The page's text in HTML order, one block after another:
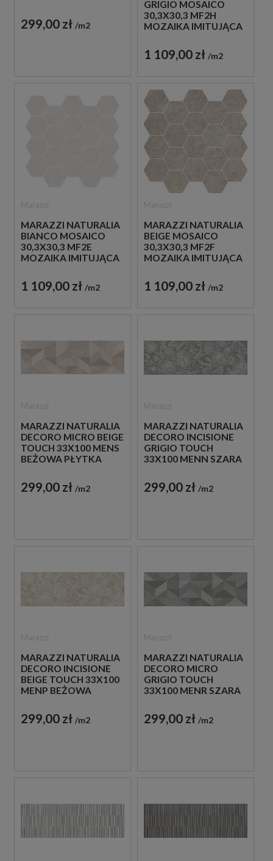
DEKORACYJNA
299,00 zł m2
GRIGIO MOSAICO
30,3X30,3 MF2H
MOZAIKA IMITUJĄCA
KOLORZE
1 109,00 zł m2
MARAZZI NATURALIA
BIANCO MOSAICO
30,3X30,3 MF2E
MOZAIKA IMITUJĄCA
KOLORZE
1 109,00 zł m2
MARAZZI NATURALIA
BEIGE MOSAICO
30,3X30,3 MF2F
MOZAIKA IMITUJĄCA
KOLORZE
1 109,00 zł m2
MARAZZI NATURALIA
DECORO MICRO BEIGE
TOUCH 33X100 MENS
BEŻOWA PŁYTKA
DEKORACYJNA
299,00 zł m2
MARAZZI NATURALIA
DECORO INCISIONE
GRIGIO TOUCH
33X100 MENN SZARA
DEKORACYJNA
299,00 zł m2
MARAZZI NATURALIA
DECORO INCISIONE
BEIGE TOUCH 33X100
MENP BEŻOWA
DEKORACYJNA
299,00 zł m2
MARAZZI NATURALIA
DECORO MICRO
GRIGIO TOUCH
33X100 MENR SZARA
DEKORACYJNA
299,00 zł m2